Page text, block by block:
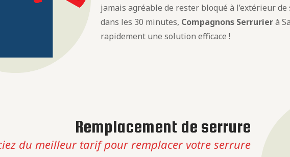
jamais agréable de rester bloqué à l’extérieur
dans les 30 minutes, Compagnons Serrurierà
rapidement une solution efficace !
Remplacement de serrure
du meilleur tarif pour remplacer votre serrure